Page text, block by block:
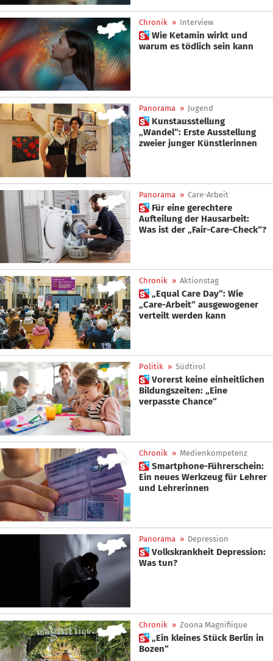
Chronik » Interview
 Wie Ketamin wirkt und
warum es tödlich sein kann
Panorama » Jugend
 Kunstausstellung
„Wandel“: Erste Ausstellung
zweier junger Künstlerinnen
Panorama » Care-Arbeit
 Für eine gerechtere
Aufteilung der Hausarbeit:
Was ist der „Fair-Care-Check“?
Chronik » Aktionstag
 „Equal Care Day“: Wie
„Care-Arbeit“ ausgewogener
verteilt werden kann
Politik » Südtirol
 Vorerst keine einheitlichen
Bildungszeiten: „Eine
verpasste Chance“
Chronik » Medienkompetenz
 Smartphone-Führerschein:
Ein neues Werkzeug für Lehrer
und Lehrerinnen
Panorama » Depression
 Volkskrankheit Depression:
Was tun?
Chronik » Zoona Magnifiique
 „Ein kleines Stück Berlin in
Bozen“